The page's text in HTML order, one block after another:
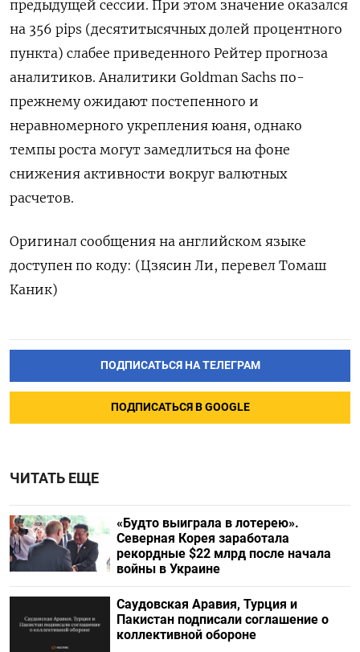
предыдущей сессии. При этом значение оказался
на 356 pips (десятитысячных ‍долей процентного
‍пункта) слабее приведенного Рейтер прогноза
аналитиков. Аналитики Goldman Sachs по-
прежнему ожидают постепенного ‍и
неравномерного укрепления юаня, однако
темпы роста могут замедлиться на фоне
снижения активности вокруг валютных
расчетов.
Оригинал сообщения ⁠на английском языке
доступен по коду: (Цзясин Ли, перевел Томаш
Каник)
ПОДПИСАТЬСЯ НА ТЕЛЕГРАМ
ПОДПИСАТЬСЯ В GOOGLE
ЧИТАТЬ ЕЩЕ
«Будто выиграла в лотерею».
Северная Корея заработала
рекордные $22 млрд после начала
войны в Украине
Саудовская Аравия, Турция и
Пакистан подписали соглашение о
коллективной обороне